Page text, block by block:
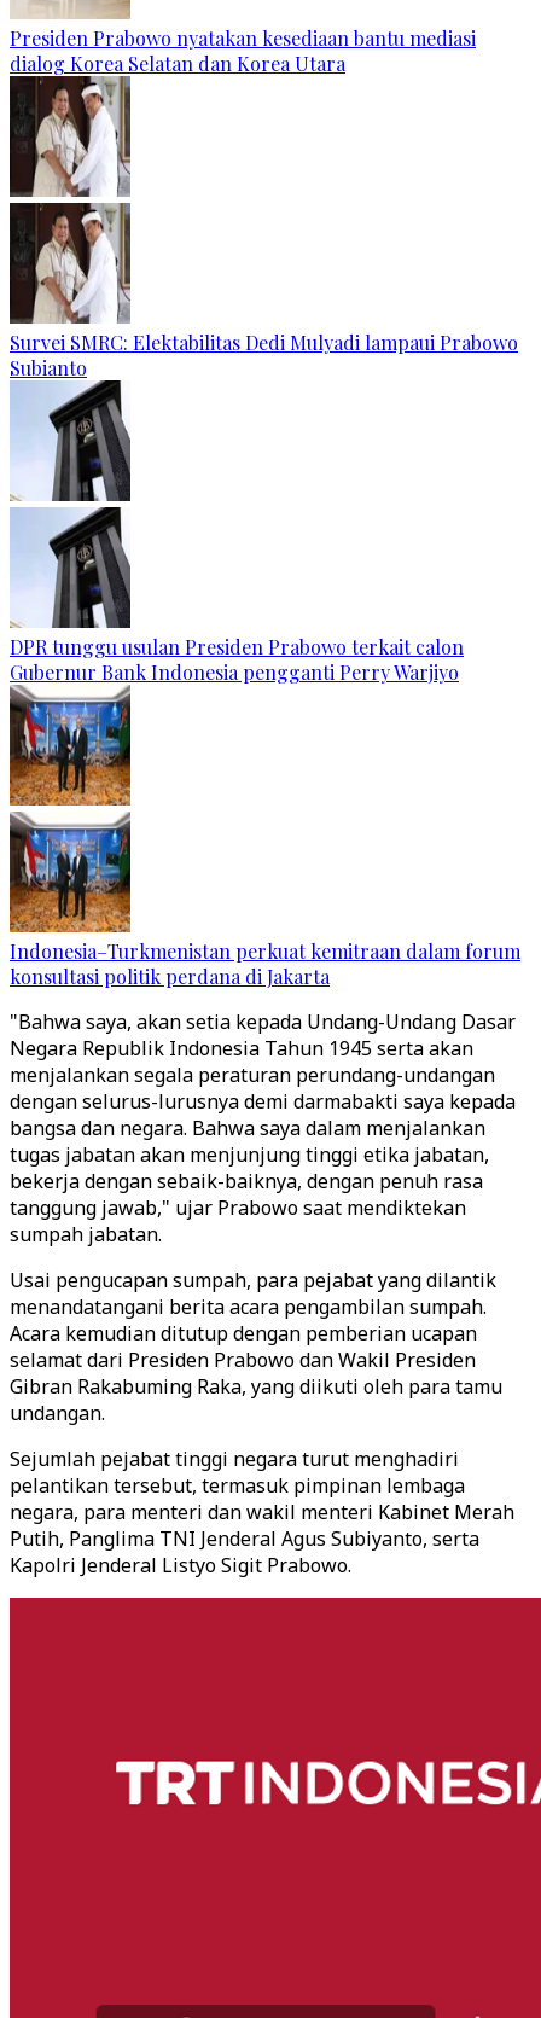
Presiden Prabowo nyatakan kesediaan bantu mediasi
dialog Korea Selatan dan Korea Utara
Survei SMRC: Elektabilitas Dedi Mulyadi lampaui Prabowo
Subianto
DPR tunggu usulan Presiden Prabowo terkait calon
Gubernur Bank Indonesia pengganti Perry Warjiyo
Indonesia–Turkmenistan perkuat kemitraan dalam forum
konsultasi politik perdana di Jakarta
"Bahwa saya, akan setia kepada Undang-Undang Dasar
Negara Republik Indonesia Tahun 1945 serta akan
menjalankan segala peraturan perundang-undangan
dengan selurus-lurusnya demi darmabakti saya kepada
bangsa dan negara. Bahwa saya dalam menjalankan
tugas jabatan akan menjunjung tinggi etika jabatan,
bekerja dengan sebaik-baiknya, dengan penuh rasa
tanggung jawab," ujar Prabowo saat mendiktekan
sumpah jabatan.
Usai pengucapan sumpah, para pejabat yang dilantik
menandatangani berita acara pengambilan sumpah.
Acara kemudian ditutup dengan pemberian ucapan
selamat dari Presiden Prabowo dan Wakil Presiden
Gibran Rakabuming Raka, yang diikuti oleh para tamu
undangan.
Sejumlah pejabat tinggi negara turut menghadiri
pelantikan tersebut, termasuk pimpinan lembaga
negara, para menteri dan wakil menteri Kabinet Merah
Putih, Panglima TNI Jenderal Agus Subiyanto, serta
Kapolri Jenderal Listyo Sigit Prabowo.